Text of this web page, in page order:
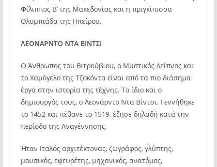
Φίλιππος Β’ της Μακεδονίας και η πριγκίπισσα
Ολυμπιάδα της Ηπείρου.
ΛΕΟΝΑΡΝΤΟ ΝΤΑ ΒΙΝΤΣΙ
Ο Άνθρωπος του Βιτρούβιου, ο Μυστικός Δείπνος και
το Χαμόγελο της Τζοκόντα είναι από τα πιο διάσημα
έργα στην ιστορία της τέχνης. Το ίδιο και ο
δημιουργός τους, ο Λεονάρντο Ντα Βίντσι. Γεννήθηκε
το 1452 και πέθανε το 1519, έζησε δηλαδή κατά την
περίοδο της Αναγέννησης.
Ήταν Ιταλός αρχιτέκτονας, ζωγράφος, γλύπτης,
μουσικός, εφευρέτης, μηχανικός, ανατόμος,